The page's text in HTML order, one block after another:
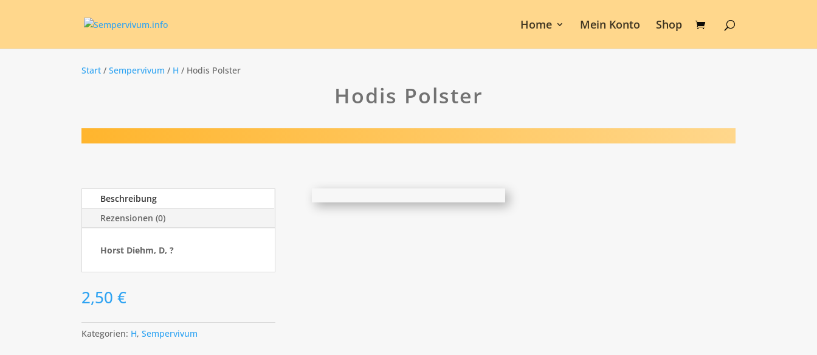
Home Mein Konto Shop
Start /Sempervivum / H / Hodis Polster
Hodis Polster
Beschreibung
Rezensionen (0)
Horst Diehm, D, ?
2,50€
Kategorien: H,Sempervivum